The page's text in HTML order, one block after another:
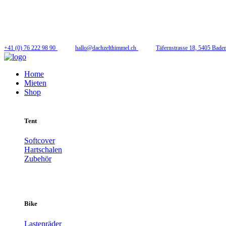
+41 (0) 76 222 98 90 hallo@dachzelthimmel.ch Täfernstrasse 18, 5405
Home
Mieten
Shop
Tent
Softcover
Hartschalen
Zubehör
Bike
Lastenräder